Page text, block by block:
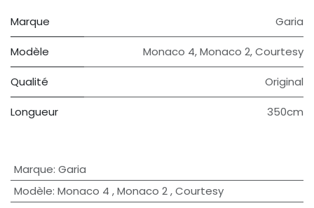
Marque Garia
Modèle Monaco 4,Monaco 2,Courtesy
Qualité Original
Longueur 350cm
Marque: Garia
Modèle: Monaco 4 ,Monaco 2 ,Courtesy